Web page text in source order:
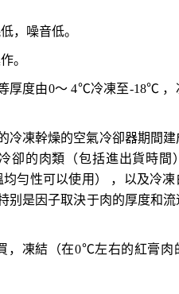
，噪音低。
。
厚度由0～ 4℃冷凍至-18℃ ，
凍幹燥的空氣冷卻器期間建
卻的肉類（包括進出貨時間
勻性可以使用） ，以及冷凍
别是因子取決于肉的厚度和
，凍結（在0℃左右的紅膏肉